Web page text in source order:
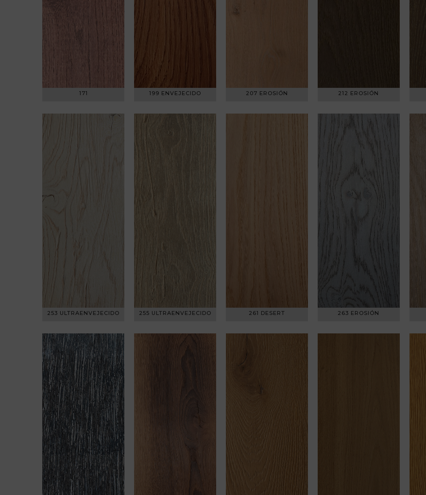
171 199 ENVEJECIDO 207 EROSIÓN 212 EROSIÓN
253 ULTRAENVEJECIDO 255 ULTRAENVEJECIDO 261 DESERT 263 EROSIÓN